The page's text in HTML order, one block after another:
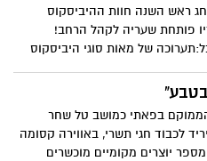
ראש השנה חוות ההיביסקוס
פותחת שעריה לקהל הרחב!
של מאות סוגי היביסקוס
בפאתי כמושב טל שחר
לכבוד חגי תשרי, באווירה קסומה
יוצרים מקומיים מוכשרים